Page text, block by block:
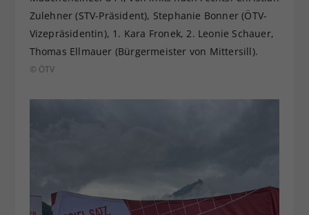
Zulehner (STV-Präsident), Stephanie Bonner (ÖTV-
Vizepräsidentin), 1. Kara Fronek, 2. Leonie Schauer,
Thomas Ellmauer (Bürgermeister von Mittersill).
© ÖTV